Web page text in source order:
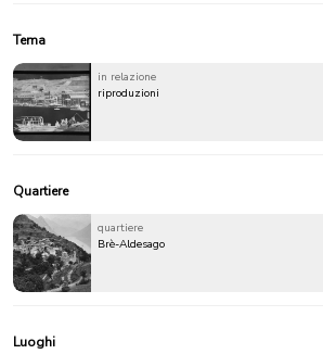
Tema
in relazione
riproduzioni
Quartiere
quartiere
Brè-Aldesago
Luoghi